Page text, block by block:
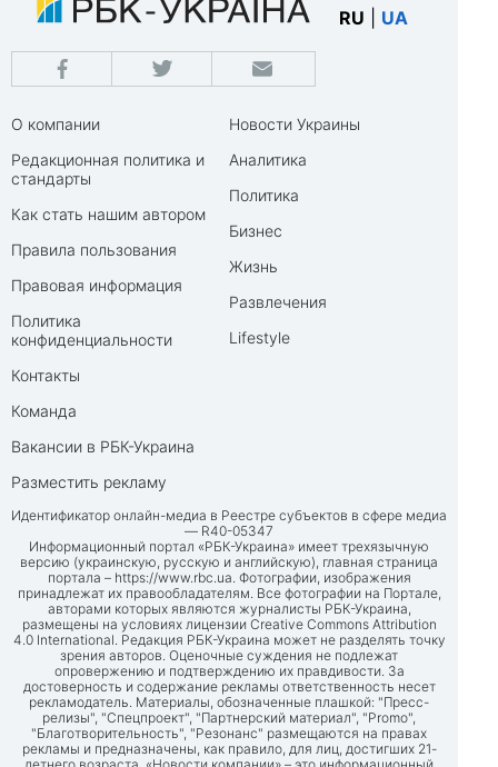
RU UA
О компании
Редакционная политика и
стандарты
Как стать нашим автором
Правила пользования
Правовая информация
Политика
конфиденциальности
Контакты
Команда
Вакансии в РБК-Украина
Разместить рекламу
Новости Украины
Аналитика
Политика
Бизнес
Жизнь
Развлечения
Lifestyle
Идентификатор онлайн-медиа в Реестре субъектов в сфере медиа
— R40-05347
Информационный портал «РБК-Украина» имеет трехязычную
версию (украинскую, русскую и английскую), главная страница
портала – https://www.rbc.ua. Фотографии, изображения
принадлежат их правообладателям. Все фотографии на Портале,
авторами которых являются журналисты РБК-Украина,
размещены на условиях лицензии Creative Commons Attribution
4.0 International. Редакция РБК-Украина может не разделять точку
зрения авторов. Оценочные суждения не подлежат
опровержению и подтверждению их правдивости. За
достоверность и содержание рекламы ответственность несет
рекламодатель. Материалы, обозначенные плашкой: "Пресс-
релизы", "Спецпроект", "Партнерский материал", "Promo",
"Благотворительность", "Резонанс" размещаются на правах
рекламы и предназначены, как правило, для лиц, достигших 21-